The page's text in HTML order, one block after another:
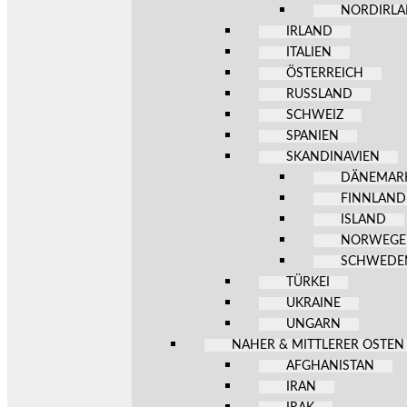
IRLAND
ITALIEN
ÖSTERREICH
RUSSLAND
SCHWEIZ
SPANIEN
SKANDINAVIEN
FINNLAND
ISLAND
TÜRKEI
UKRAINE
UNGARN
NAHER & MITTLERER OSTEN
AFGHANISTAN
IRAN